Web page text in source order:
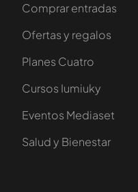
Comprar entradas
Ofertas y regalos
Planes Cuatro
Cursos Iumiuky
Eventos Mediaset
Salud y Bienestar